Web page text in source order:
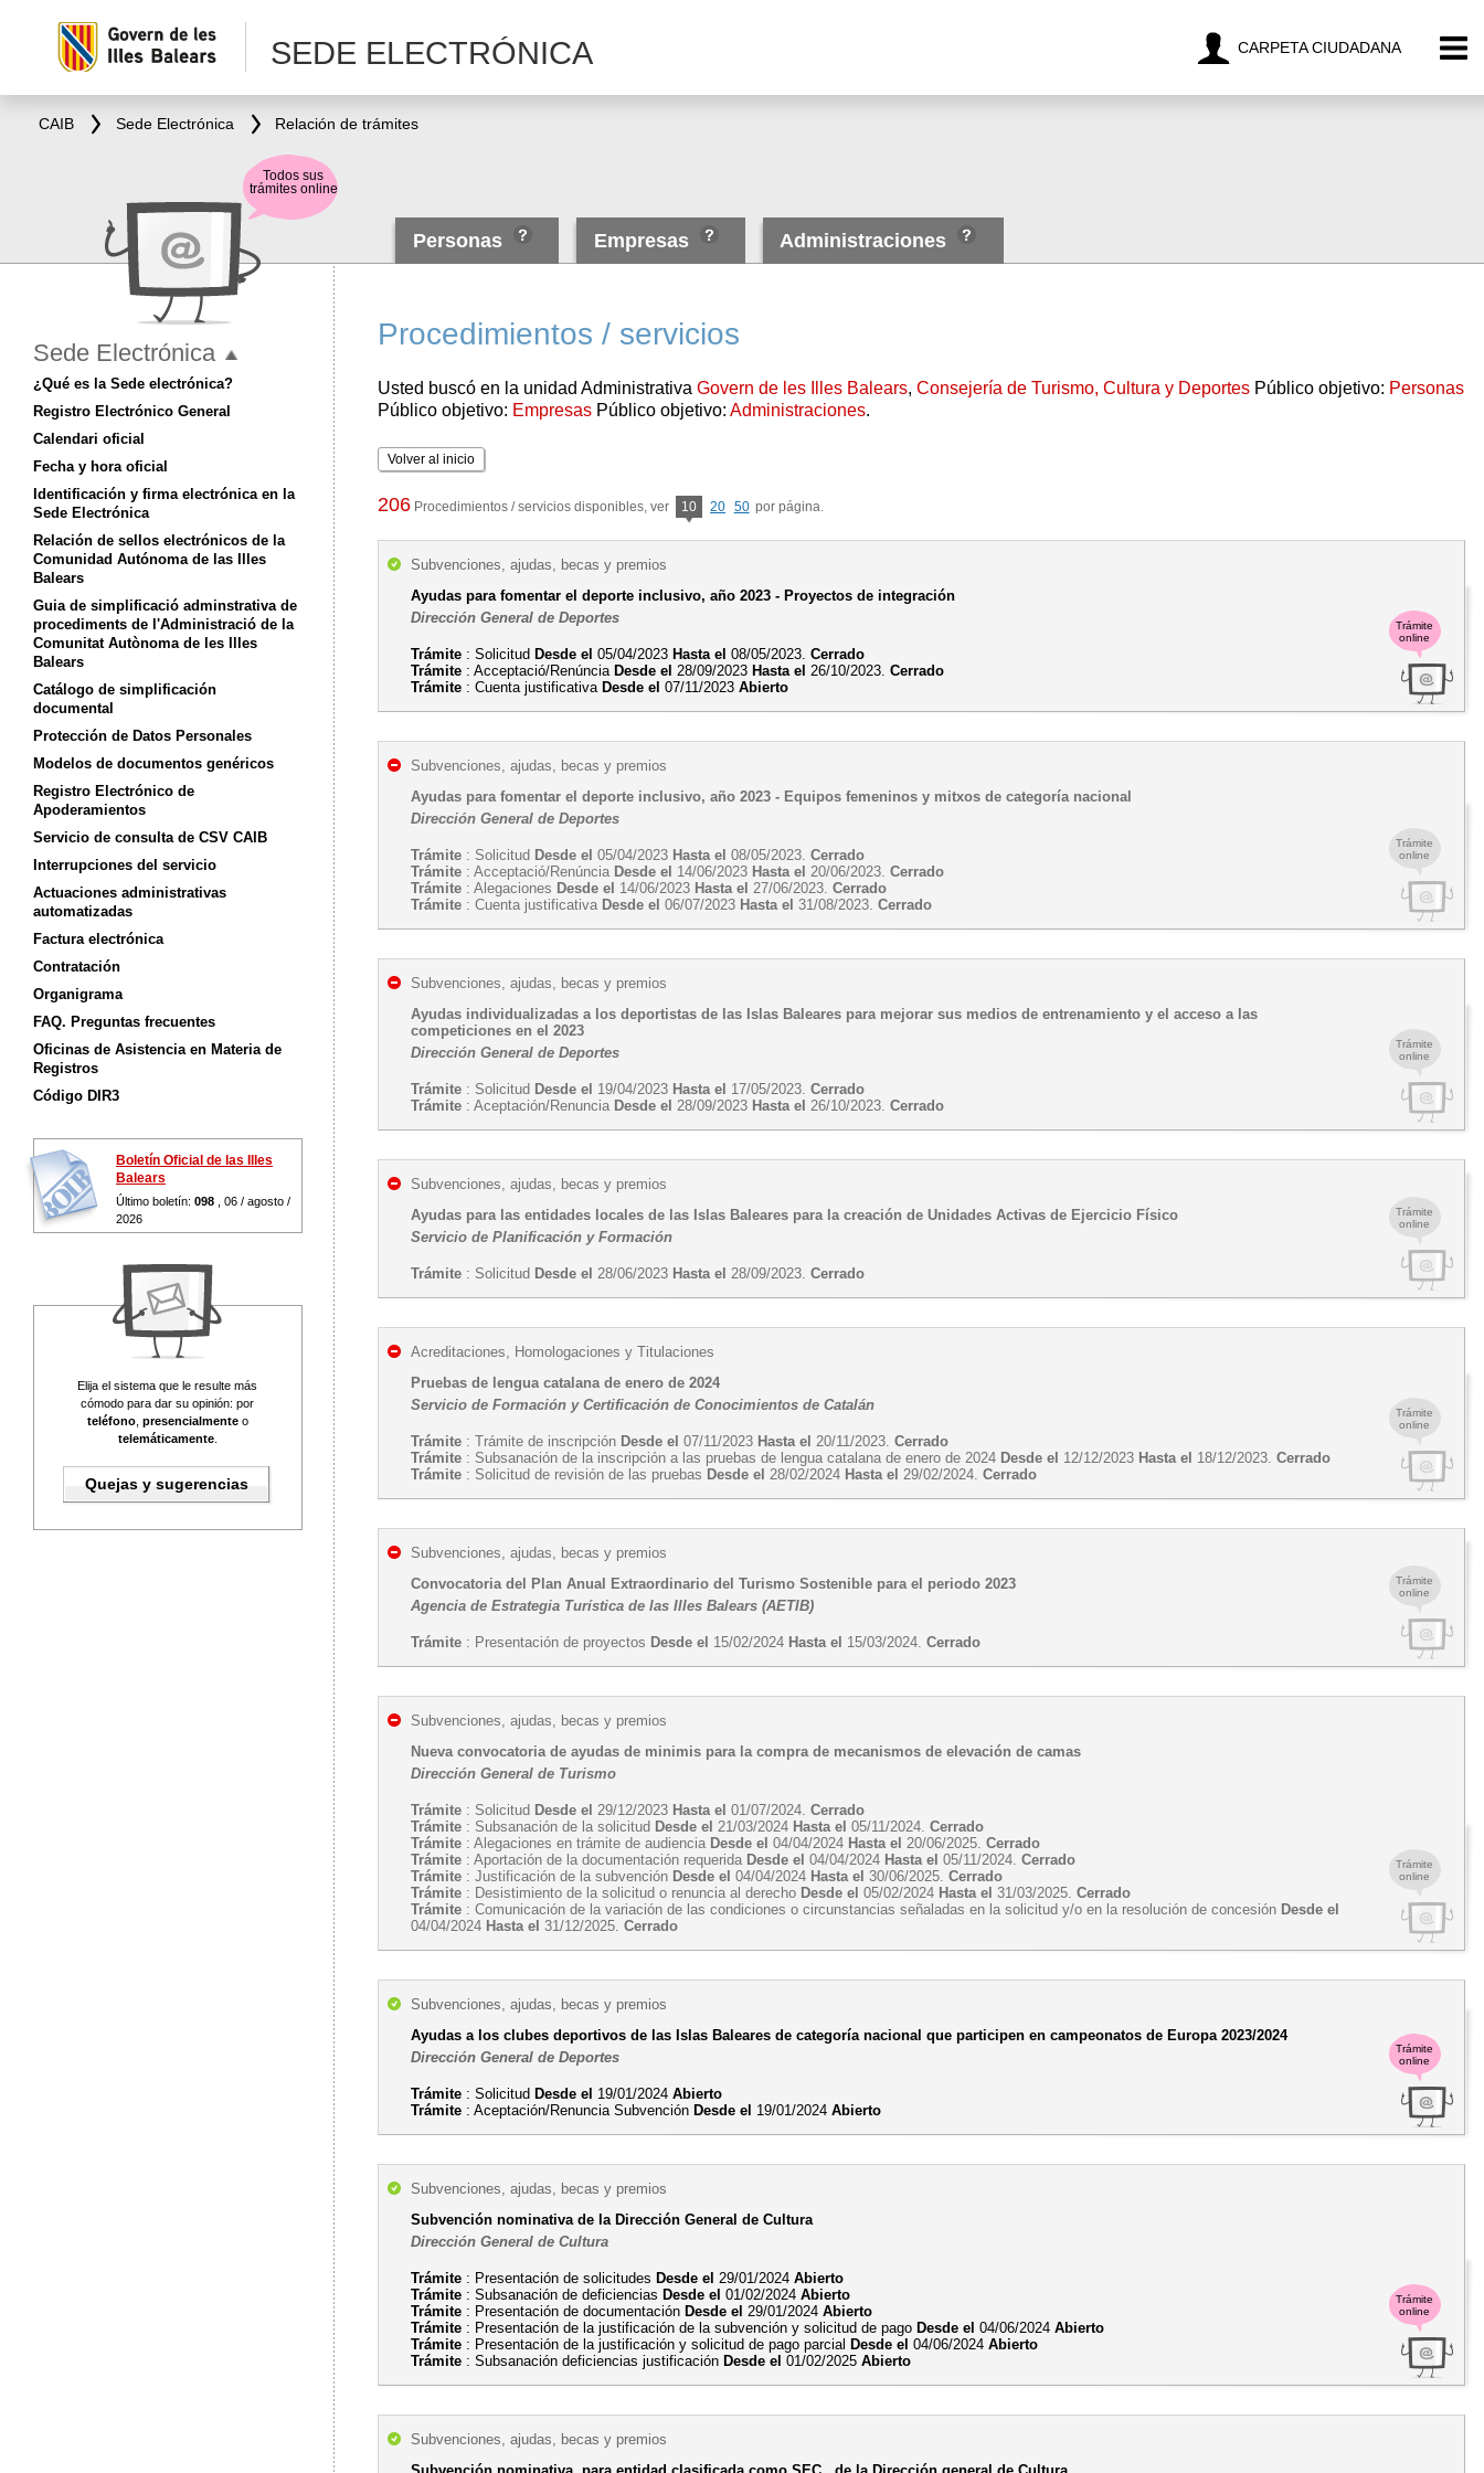
SEDE ELECTRÓNICA CARPETA CIUDADANA
CAIB Sede Electrónica Relación de trámites
Personas Empresas Administraciones
Procedimientos / servicios
Usted buscó en la unidad AdministrativaGovern de les Illes Balears,Consejería de Turismo, Cultura y Deportes Público objetivo: Personas
Público objetivo: Empresas Público objetivo:Administraciones.
Volver al inicio
206 Procedimientos / servicios disponibles, ver 10 20 50 por página.
Trámite
online
Subvenciones, ajudas, becas y premios
Ayudas para fomentar el deporte inclusivo, año 2023 - Proyectos de integración
Dirección General de Deportes
Trámite : Solicitud Desde el 05/04/2023 Hasta el 08/05/2023.Cerrado
Trámite : Acceptació/Renúncia Desde el 28/09/2023 Hasta el 26/10/2023.Cerrado
Trámite : Cuenta justificativa Desde el 07/11/2023Abierto
Trámite
online
Subvenciones, ajudas, becas y premios
Ayudas para fomentar el deporte inclusivo, año 2023 - Equipos femeninos y mitxos de categoría nacional
Dirección General de Deportes
Trámite : Solicitud Desde el 05/04/2023 Hasta el 08/05/2023.Cerrado
Trámite : Acceptació/Renúncia Desde el 14/06/2023 Hasta el 20/06/2023.Cerrado
Trámite : Alegaciones Desde el 14/06/2023 Hasta el 27/06/2023.Cerrado
Trámite : Cuenta justificativa Desde el 06/07/2023 Hasta el 31/08/2023.Cerrado
Trámite
online
Subvenciones, ajudas, becas y premios
Ayudas individualizadas a los deportistas de las Islas Baleares para mejorar sus medios de entrenamiento y el acceso a las
competiciones en el 2023
Dirección General de Deportes
Trámite : Solicitud Desde el 19/04/2023 Hasta el 17/05/2023.Cerrado
Trámite : Aceptación/Renuncia Desde el 28/09/2023 Hasta el 26/10/2023.Cerrado
Trámite
online
Subvenciones, ajudas, becas y premios
Ayudas para las entidades locales de las Islas Baleares para la creación de Unidades Activas de Ejercicio Físico
Servicio de Planificación y Formación
Trámite : Solicitud Desde el 28/06/2023 Hasta el 28/09/2023.Cerrado
Trámite
online
Acreditaciones, Homologaciones y Titulaciones
Pruebas de lengua catalana de enero de 2024
Servicio de Formación y Certificación de Conocimientos de Catalán
Trámite : Trámite de inscripción Desde el 07/11/2023 Hasta el 20/11/2023.Cerrado
Trámite : Subsanación de la inscripción a las pruebas de lengua catalana de enero de 2024 Desde el 12/12/2023 Hasta el 18/12/2023.Cerrado
Trámite : Solicitud de revisión de las pruebas Desde el 28/02/2024 Hasta el 29/02/2024.Cerrado
Trámite
online
Subvenciones, ajudas, becas y premios
Convocatoria del Plan Anual Extraordinario del Turismo Sostenible para el periodo 2023
Agencia de Estrategia Turística de las Illes Balears (AETIB)
Trámite : Presentación de proyectos Desde el 15/02/2024 Hasta el 15/03/2024.Cerrado
Trámite
online
Subvenciones, ajudas, becas y premios
Nueva convocatoria de ayudas de minimis para la compra de mecanismos de elevación de camas
Dirección General de Turismo
Trámite : Solicitud Desde el 29/12/2023 Hasta el 01/07/2024.Cerrado
Trámite : Subsanación de la solicitud Desde el 21/03/2024 Hasta el 05/11/2024.Cerrado
Trámite : Alegaciones en trámite de audiencia Desde el 04/04/2024 Hasta el 20/06/2025.Cerrado
Trámite : Aportación de la documentación requerida Desde el 04/04/2024 Hasta el 05/11/2024.Cerrado
Trámite : Justificación de la subvención Desde el 04/04/2024 Hasta el 30/06/2025.Cerrado
Trámite : Desistimiento de la solicitud o renuncia al derecho Desde el 05/02/2024 Hasta el 31/03/2025.Cerrado
Trámite : Comunicación de la variación de las condiciones o circunstancias señaladas en la solicitud y/o en la resolución de concesión Desde el
04/04/2024 Hasta el 31/12/2025.Cerrado
Trámite
online
Subvenciones, ajudas, becas y premios
Ayudas a los clubes deportivos de las Islas Baleares de categoría nacional que participen en campeonatos de Europa 2023/2024
Dirección General de Deportes
Trámite : Solicitud Desde el 19/01/2024Abierto
Trámite : Aceptación/Renuncia Subvención Desde el 19/01/2024Abierto
Trámite
online
Subvenciones, ajudas, becas y premios
Subvención nominativa de la Dirección General de Cultura
Dirección General de Cultura
Trámite : Presentación de solicitudes Desde el 29/01/2024Abierto
Trámite : Subsanación de deficiencias Desde el 01/02/2024Abierto
Trámite : Presentación de documentación Desde el 29/01/2024Abierto
Trámite : Presentación de la justificación de la subvención y solicitud de pago Desde el 04/06/2024Abierto
Trámite : Presentación de la justificación y solicitud de pago parcial Desde el 04/06/2024Abierto
Trámite : Subsanación deficiencias justificación Desde el 01/02/2025Abierto
Subvenciones, ajudas, becas y premios
Todos sus
trámites online
Sede Electrónica
¿Qué es la Sede electrónica?
Registro Electrónico General
Calendari oficial
Fecha y hora oficial
Identificación y firma electrónica en la
Sede Electrónica
Relación de sellos electrónicos de la
Comunidad Autónoma de las Illes
Balears
Guia de simplificació adminstrativa de
procediments de l'Administració de la
Comunitat Autònoma de les Illes
Balears
Catálogo de simplificación
documental
Protección de Datos Personales
Modelos de documentos genéricos
Registro Electrónico de
Apoderamientos
Servicio de consulta de CSV CAIB
Interrupciones del servicio
Actuaciones administrativas
automatizadas
Factura electrónica
Contratación
Organigrama
FAQ. Preguntas frecuentes
Oficinas de Asistencia en Materia de
Registros
Código DIR3
Boletín Oficial de las Illes
Balears
Último boletín:098 , 06 / agosto /
2026
Elija el sistema que le resulte más
cómodo para dar su opinión: por
teléfono, presencialmenteo
telemáticamente.
Quejas y sugerencias